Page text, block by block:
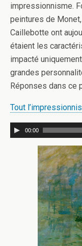
impressionnisme.
peintures de
Caillebotte ont
étaient les
impacté
grandes
Réponses dans ce
Tout
00:00